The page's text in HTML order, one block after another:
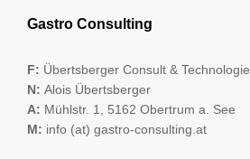
Gastro Consulting
F: Übertsberger Consult & Technologie
N: Alois Übertsberger
A: Mühlstr. 1, 5162 Obertrum a. See
M: info (at) gastro-consulting.at